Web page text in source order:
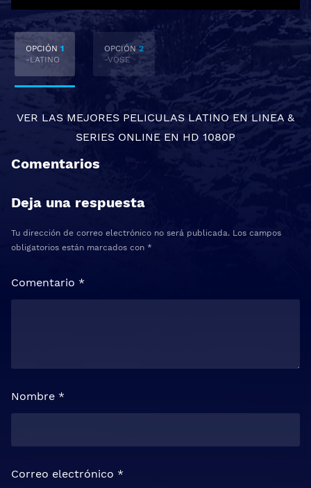
OPCIÓN 1
-LATINO
OPCIÓN2
-VOSE
VER LAS MEJORES PELICULAS LATINO EN LINEA &
SERIES ONLINE EN HD 1080P
Comentarios
Deja una respuesta
Tu dirección de correo electrónico no será publicada. Los campos
obligatorios están marcados con *
Comentario *
Nombre *
Correo electrónico *